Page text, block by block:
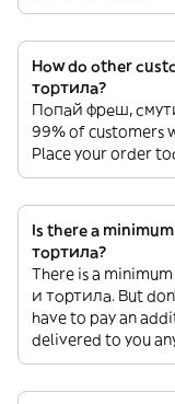
How do other
тортила?
Попай фреш,
99% of customers
Place your order
Is there a
тортила?
There is a
и тортила. But
have to pay an
delivered to you